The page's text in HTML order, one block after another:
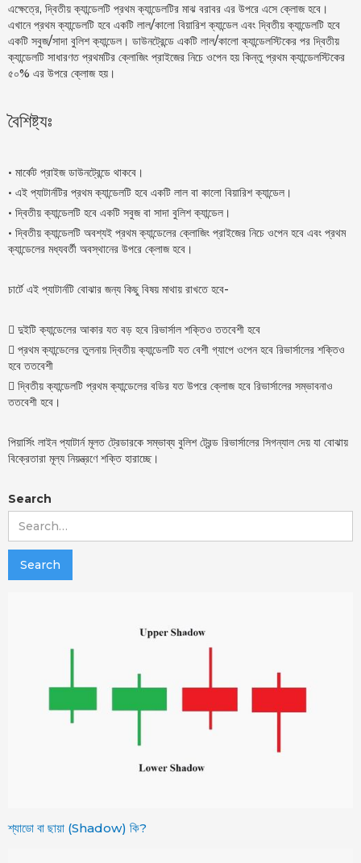
এক্ষেত্রে, দ্বিতীয় ক্যান্ডেলটি প্রথম ক্যান্ডেলটির মাঝ বরাবর এর উপরে এসে ক্লোজ হবে।
এখানে প্রথম ক্যান্ডেলটি হবে একটি লাল/কালো বিয়ারিশ ক্যান্ডেল এবং দ্বিতীয় ক্যান্ডেলটি হবে
একটি সবুজ/সাদা বুলিশ ক্যান্ডেল। ডাউনট্রেন্ডে একটি লাল/কালো ক্যান্ডেলস্টিকের পর দ্বিতীয়
ক্যান্ডেলটি সাধারণত প্রথমটির ক্লোজিং প্রাইজের নিচে ওপেন হয় কিন্তু প্রথম ক্যান্ডেলস্টিকের
৫০% এর উপরে ক্লোজ হয়।
বৈশিষ্ট্যঃ
• মার্কেট প্রাইজ ডাউনট্রেন্ডে থাকবে।
• এই প্যাটার্নটির প্রথম ক্যান্ডেলটি হবে একটি লাল বা কালো বিয়ারিশ ক্যান্ডেল।
• দ্বিতীয় ক্যান্ডেলটি হবে একটি সবুজ বা সাদা বুলিশ ক্যান্ডেল।
• দ্বিতীয় ক্যান্ডেলটি অবশ্যই প্রথম ক্যান্ডেলের ক্লোজিং প্রাইজের নিচে ওপেন হবে এবং প্রথম
ক্যান্ডেলের মধ্যবর্তী অবস্থানের উপরে ক্লোজ হবে।
চার্টে এই প্যাটার্নটি বোঝার জন্য কিছু বিষয় মাথায় রাখতে হবে-
 দুইটি ক্যান্ডেলের আকার যত বড় হবে রিভার্সাল শক্তিও ততবেশী হবে
 প্রথম ক্যান্ডেলের তুলনায় দ্বিতীয় ক্যান্ডেলটি যত বেশী গ্যাপে ওপেন হবে রিভার্সালের শক্তিও
হবে ততবেশী
 দ্বিতীয় ক্যান্ডেলটি প্রথম ক্যান্ডেলের বডির যত উপরে ক্লোজ হবে রিভার্সালের সম্ভাবনাও
ততবেশী হবে।
পিয়ার্সিং লাইন প্যাটার্ন মূলত ট্রেডারকে সম্ভাব্য বুলিশ ট্রেন্ড রিভার্সালের সিগন্যাল দেয় যা বোঝায়
বিক্রেতারা মূল্য নিয়ন্ত্রণে শক্তি হারাচ্ছে।
Search
শ্যাডো বা ছায়া (Shadow) কি?